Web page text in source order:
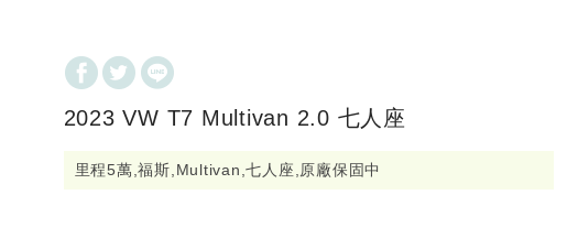
2023 VW T7 Multivan 2.0 七人座
里程5萬,福斯,Multivan,七人座,原廠保固中